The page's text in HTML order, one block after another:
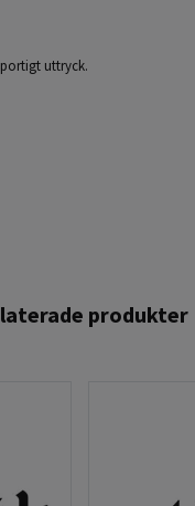
uttryck.